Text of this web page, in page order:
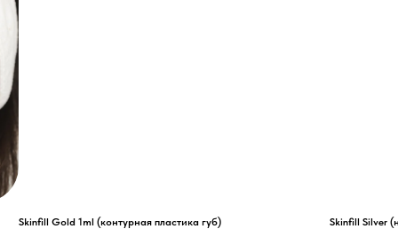
Skinfill Gold 1ml (контурная пластика губ)
Skinfill Silver